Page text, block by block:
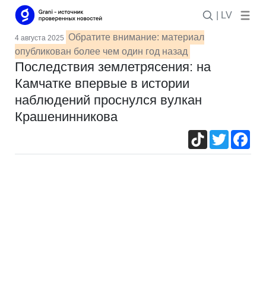
| LV
4 августа 2025 Обратите внимание: материал
опубликован более чем один год назад
Последствия землетрясения: на
Камчатке впервые в истории
наблюдений проснулся вулкан
Крашенинникова
TikTokTwitter